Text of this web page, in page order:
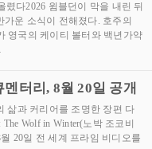
렸다2026 윔블던이 막을 내린 뒤
운 소식이 전해졌다. 호주의
영국의 케이티 볼터와 백년가약
터리, 8월 20일 공개
삶과 커리어를 조명한 장편 다
Wolf in Winter(노박 조코비
20일 전 세계 프라임 비디오를